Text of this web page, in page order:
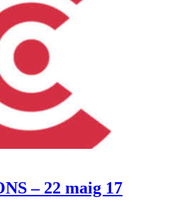
– 22 maig 17